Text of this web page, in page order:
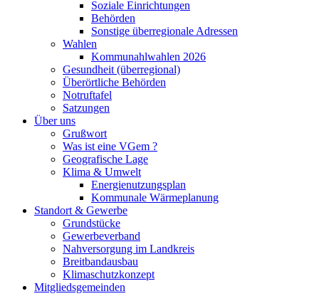
Soziale Einrichtungen
Behörden
Sonstige überregionale Adressen
Wahlen
Kommunahlwahlen 2026
Gesundheit (überregional)
Überörtliche Behörden
Notruftafel
Satzungen
Über uns
Grußwort
Was ist eine VGem ?
Geografische Lage
Klima & Umwelt
Energienutzungsplan
Kommunale Wärmeplanung
Standort & Gewerbe
Grundstücke
Gewerbeverband
Nahversorgung im Landkreis
Breitbandausbau
Klimaschutzkonzept
Mitgliedsgemeinden